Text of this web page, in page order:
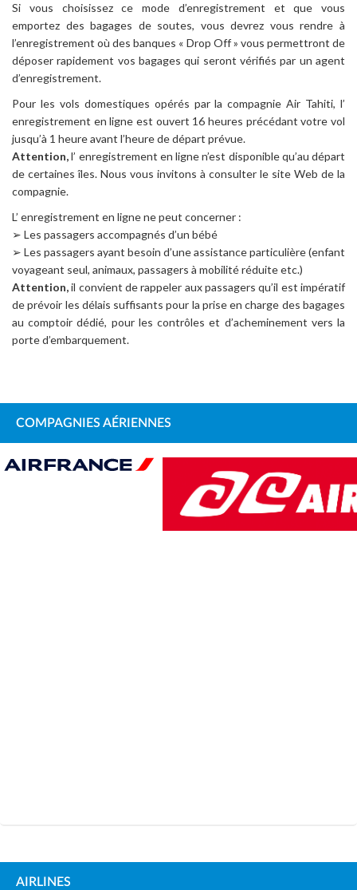
Si vous choisissez ce mode d’enregistrement et que vous
emportez des bagages de soutes, vous devrez vous rendre à
l’enregistrement où des banques « Drop Off » vous permettront de
déposer rapidement vos bagages qui seront vérifiés par un agent
d’enregistrement.
Pour les vols domestiques opérés par la compagnie Air Tahiti, l’
enregistrement en ligne est ouvert 16 heures précédant votre vol
jusqu’à 1 heure avant l’heure de départ prévue.
Attention,l’ enregistrement en ligne n’est disponible qu’au départ
de certaines îles. Nous vous invitons à consulter le site Web de la
compagnie.
L’ enregistrement en ligne ne peut concerner :
➢ Les passagers accompagnés d’un bébé
➢ Les passagers ayant besoin d’une assistance particulière (enfant
voyageant seul, animaux, passagers à mobilité réduite etc.)
Attention,il convient de rappeler aux passagers qu’il est impératif
de prévoir les délais suffisants pour la prise en charge des bagages
au comptoir dédié, pour les contrôles et d’acheminement vers la
porte d’embarquement.
COMPAGNIES AÉRIENNES
AIRLINES